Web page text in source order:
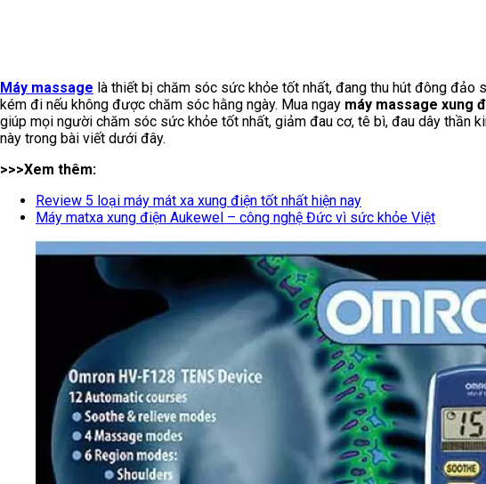
Máy massage là thiết bị chăm sóc sức khỏe tốt nhất, đang thu hút đông đảo
kém đi nếu không được chăm sóc hằng ngày. Mua ngay máy massage xung
giúp mọi người chăm sóc sức khỏe tốt nhất, giảm đau cơ, tê bì, đau dây thần
này trong bài viết dưới đây.
>>>Xem thêm:
Review 5 loại máy mát xa xung điện tốt nhất hiện nay
Máy matxa xung điện Aukewel – công nghệ Đức vì sức khỏe Việt